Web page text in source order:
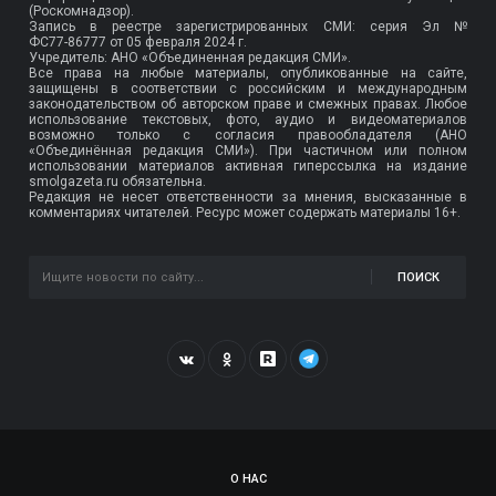
(Роскомнадзор).
Запись в реестре зарегистрированных СМИ: серия Эл №
ФС77-86777 от 05 февраля 2024 г.
Учредитель: АНО «Объединенная редакция СМИ».
Все права на любые материалы, опубликованные на сайте,
защищены в соответствии с российским и международным
законодательством об авторском праве и смежных правах. Любое
использование текстовых, фото, аудио и видеоматериалов
возможно только с согласия правообладателя (АНО
«Объединённая редакция СМИ»). При частичном или полном
использовании материалов активная гиперссылка на издание
smolgazeta.ru обязательна.
Редакция не несет ответственности за мнения, высказанные в
комментариях читателей. Ресурс может содержать материалы 16+.
ПОИСК
О НАС